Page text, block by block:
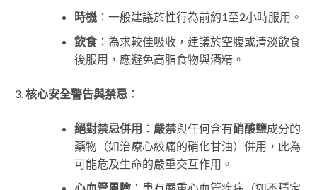
時機：一般建議於性行為前約1至2小時服用。
飲食：為求較佳吸收，建議於空腹或清淡飲食
後服用，應避免高脂食物與酒精。
核心安全警告與禁忌：
絕對禁忌併用 ： 嚴禁與任何含有硝酸鹽成分的
藥物（如治療心絞痛的硝化甘油）併用，此為
可能危及生命的嚴重交互作用。